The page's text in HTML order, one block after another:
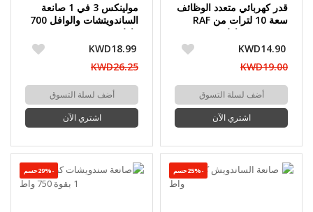
قدر كهربائي متعدد الوظائف
سعة 10 لترات من RAF
KWD14.90
KWD19.00
أضف لسلة التسوق
اشتري الآن
مولينكس 3 في 1 صانعة
الساندويتشات والوافل 700
واط
KWD18.99
KWD26.25
أضف لسلة التسوق
اشتري الآن
-25%حسم -29%حسم